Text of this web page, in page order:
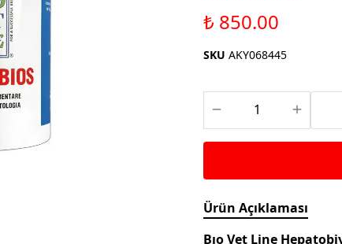
Saka ve Doğa Kuşu
Yemleri
Güvercin Yemleri
Kumlar
Mamalar
Krakerler
Kalamar Kemiği ve Gaga
Taşları
Kuş Renk Boyaları
₺ 850.00
SKU AKY068445
Ürün Açıklaması
Bıo Vet Line